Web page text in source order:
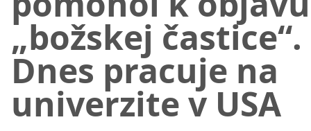
„božskej častice“.
Dnes pracuje na
univerzite v USA